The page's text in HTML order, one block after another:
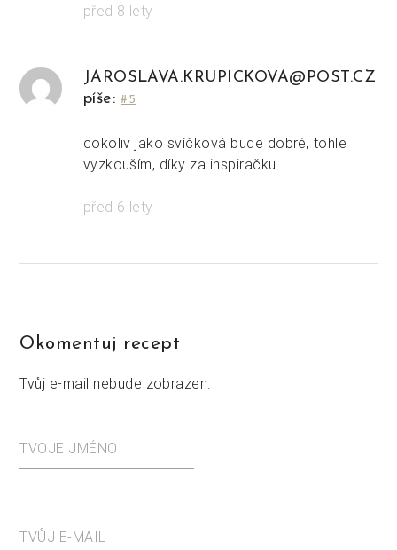
před 8 lety
JAROSLAVA.KRUPICKOVA@POST.CZ
píše:#5
cokoliv jako svíčková bude dobré, tohle
vyzkouším, díky za inspiračku
před 6 lety
Okomentuj recept
Tvůj e-mail nebude zobrazen.
TVOJE JMÉNO
TVŮJ E-MAIL